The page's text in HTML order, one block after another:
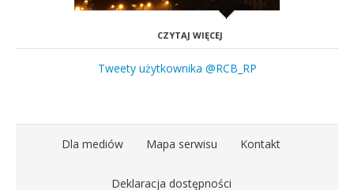
CZYTAJ WIĘCEJ
Tweety użytkownika @RCB_RP
Dla mediów Mapa serwisu Kontakt
Deklaracja dostępności